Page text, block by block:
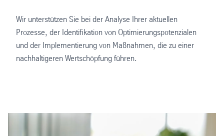
Wir unterstützen Sie bei der Analyse Ihrer aktuellen
Prozesse, der Identifikation von Optimierungspotenzialen
und der Implementierung von Maßnahmen, die zu einer
nachhaltigeren Wertschöpfung führen.